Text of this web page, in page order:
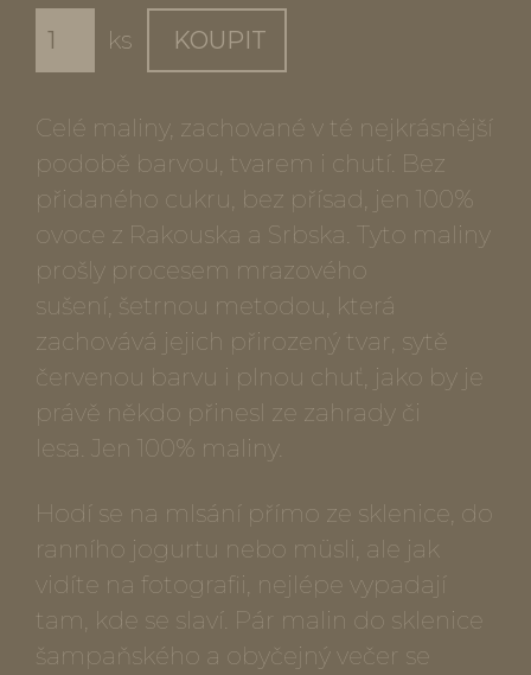
ks KOUPIT
Celé maliny, zachované v té nejkrásnější
podobě barvou, tvarem i chutí. Bez
přidaného cukru, bez přísad, jen 100%
ovoce z Rakouska a Srbska. Tyto maliny
prošly procesem mrazového
sušení, šetrnou metodou, která
zachovává jejich přirozený tvar, sytě
červenou barvu i plnou chuť, jako by je
právě někdo přinesl ze zahrady či
lesa. Jen 100% maliny.
Hodí se na mlsání přímo ze sklenice, do
ranního jogurtu nebo müsli, ale jak
vidíte na fotografii, nejlépe vypadají
tam, kde se slaví. Pár malin do sklenice
šampaňského a obyčejný večer se